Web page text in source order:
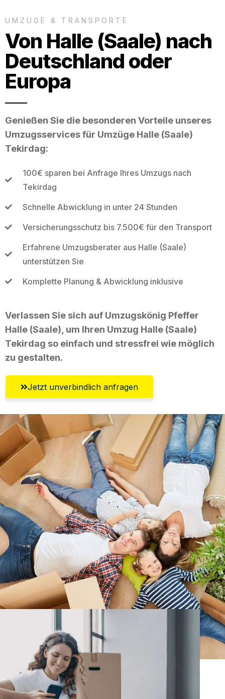
UMZÜGE & TRANSPORTE
Von Halle (Saale) nach
Deutschland oder
Europa
Genießen Sie die besonderen Vorteile unseres
Umzugsservices für Umzüge Halle (Saale)
Tekirdag:
100€ sparen bei Anfrage Ihres Umzugs nach
Tekirdag
Schnelle Abwicklung in unter 24 Stunden
Versicherungsschutz bis 7.500€ für den Transport
Erfahrene Umzugsberater aus Halle (Saale)
unterstützen Sie
Komplette Planung & Abwicklung inklusive
Verlassen Sie sich auf Umzugskönig Pfeffer
Halle (Saale), um Ihren Umzug Halle (Saale)
Tekirdag so einfach und stressfrei wie möglich
zu gestalten.
Jetzt unverbindlich anfragen